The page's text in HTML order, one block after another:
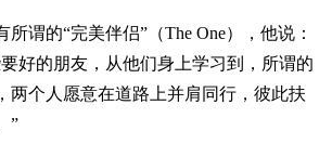
谓的“完美伴侣”（The One），他说：
好的朋友，从他们身上学习到，所谓的
两个人愿意在道路上并肩同行，彼此扶
”